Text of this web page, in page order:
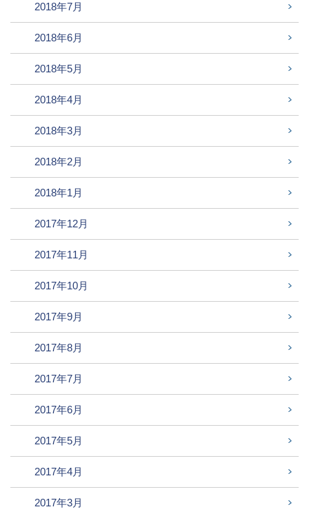
2018年7月
2018年6月
2018年5月
2018年4月
2018年3月
2018年2月
2018年1月
2017年12月
2017年11月
2017年10月
2017年9月
2017年8月
2017年7月
2017年6月
2017年5月
2017年4月
2017年3月